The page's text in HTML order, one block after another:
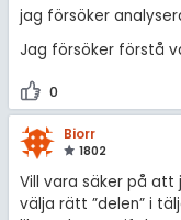
jag försöker
Jag försöker förstå
0
Biorr
1802
Vill vara säker på
välja rätt ”delen” i